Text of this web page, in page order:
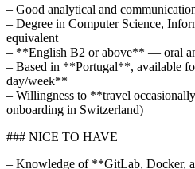
– Good analytical and
– Degree in Computer Science,
equivalent
– **English B2 or above** — oral
– Based in **Portugal**, available
day/week**
– Willingness to **travel
onboarding in Switzerland)
### NICE TO HAVE
– Knowledge of **GitLab, Docker,